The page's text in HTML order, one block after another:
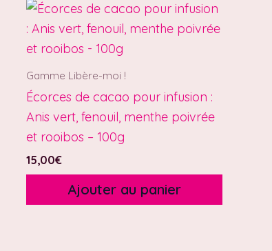
Gamme Libère-moi !
Écorces de cacao pour infusion :
Anis vert, fenouil, menthe poivrée
et rooibos – 100g
15,00€
Ajouter au panier